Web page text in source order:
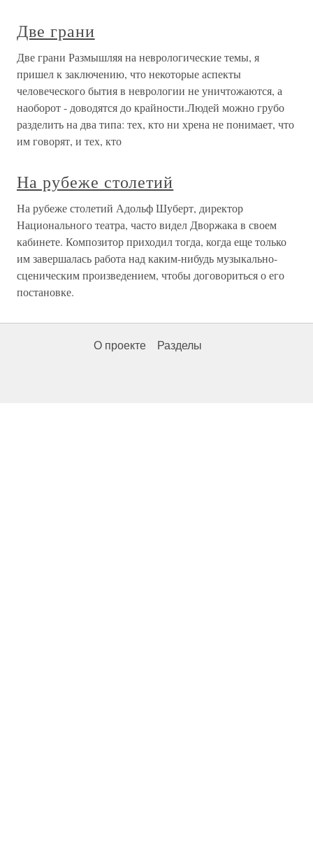
Две грани
Две грани Размышляя на неврологические темы, я
пришел к заключению, что некоторые аспекты
человеческого бытия в неврологии не уничтожаются, а
наоборот - доводятся до крайности.Людей можно грубо
разделить на два типа: тех, кто ни хрена не понимает, что
им говорят, и тех, кто
На рубеже столетий
На рубеже столетий Адольф Шуберт, директор
Национального театра, часто видел Дворжака в своем
кабинете. Композитор приходил тогда, когда еще только
им завершалась работа над каким-нибудь музыкально-
сценическим произведением, чтобы договориться о его
постановке.
О проекте Разделы